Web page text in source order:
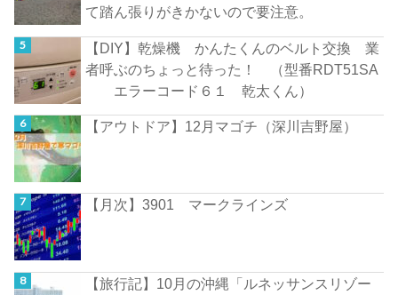
て踏ん張りがきかないので要注意。
【DIY】乾燥機 かんたくんのベルト交換 業
者呼ぶのちょっと待った！ （型番RDT51SA
エラーコード６１ 乾太くん）
【アウトドア】12月マゴチ（深川吉野屋）
【月次】3901 マークラインズ
【旅行記】10月の沖縄「ルネッサンスリゾー